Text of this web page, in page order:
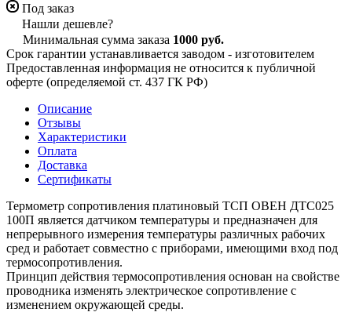
Под заказ
Нашли дешевле?
Минимальная сумма заказа 1000 руб.
Срок гарантии устанавливается заводом - изготовителем
Предоставленная информация не относится к публичной
оферте (определяемой ст. 437 ГК РФ)
Описание
Отзывы
Характеристики
Оплата
Доставка
Сертификаты
Термометр сопротивления платиновый ТСП ОВЕН ДТС025
100П является датчиком температуры и предназначен для
непрерывного измерения температуры различных рабочих
сред и работает совместно с приборами, имеющими вход под
термосопротивления.
Принцип действия термосопротивления основан на свойстве
проводника изменять электрическое сопротивление с
изменением окружающей среды.